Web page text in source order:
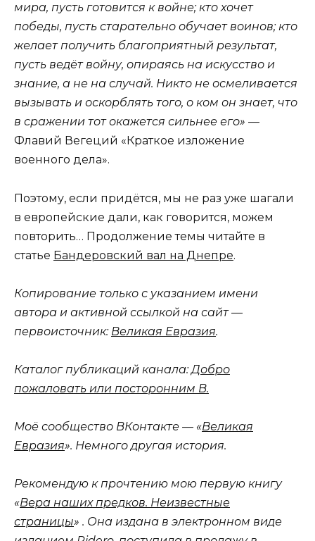
мира, пусть готовится к войне; кто хочет
победы, пусть старательно обучает воинов; кто
желает получить благоприятный результат,
пусть ведёт войну, опираясь на искусство и
знание, а не на случай. Никто не осмеливается
вызывать и оскорблять того, о ком он знает, что
в сражении тот окажется сильнее его» —
Флавий Вегеций «Краткое изложение
военного дела».
Поэтому, если придётся, мы не раз уже шагали
в европейские дали, как говорится, можем
повторить… Продолжение темы читайте в
статье Бандеровский вал на Днепре.
Копирование только с указанием имени
автора и активной ссылкой на сайт —
первоисточник: Великая Евразия.
Каталог публикаций канала:Добро
пожаловать или посторонним В.
Моё сообщество ВКонтакте — «Великая
Евразия». Немного другая история.
Рекомендую к прочтению мою первую книгу
«Вера наших предков. Неизвестные
страницы» . Она издана в электронном виде